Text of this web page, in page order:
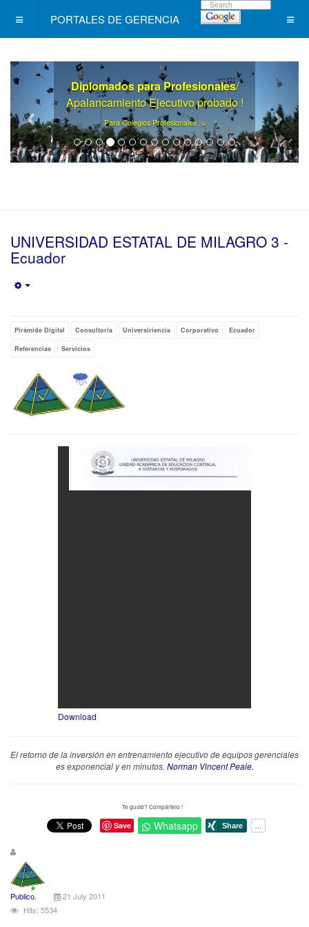
PORTALES DE GERENCIA
Diplomados para Profesionales/
Apalancamiento Ejecutivo probado !
Para Colegios Profesionales ...
UNIVERSIDAD ESTATAL DE MILAGRO 3 -
Ecuador
Pirámide Digital Consultoría Universiriencia Corporativo Ecuador
Referencias Servicios
Download
El retorno de la inversión en entrenamiento ejecutivo de equipos gerenciales
es exponencial y en minutos. Norman Vincent Peale.
Te gustó? Compártelo !
Save Whatsapp
Publico.
21 July 2011
Hits: 5534